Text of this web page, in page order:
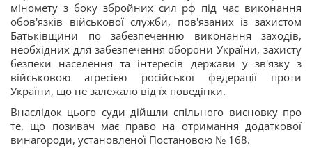
міномету з боку збройних сил рф під час виконання
обов'язків військової служби, пов'язаних із захистом
Батьківщини по забезпеченню виконання заходів,
необхідних для забезпечення оборони України, захисту
безпеки населення та інтересів держави у зв'язку з
військовою агресією російської федерації проти
України, що не залежало від їх поведінки.
Внаслідок цього суди дійшли спільного висновку про
те, що позивач має право на отримання додаткової
винагороди, установленої Постановою № 168.